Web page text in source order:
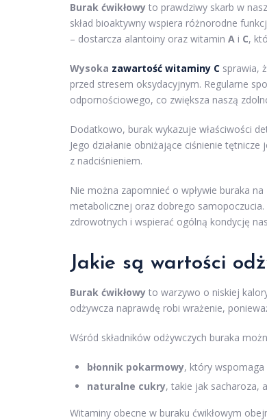
Burak ćwikłowy to prawdziwy skarb w
skład bioaktywny wspiera różnorodne
– dostarcza alantoiny oraz witamin A i C,
Wysoka zawartość witaminy C sprawia,
przed stresem oksydacyjnym. Regularne
odpornościowego, co zwiększa naszą
Dodatkowo, burak wykazuje właściwości
Jego działanie obniżające ciśnienie
z nadciśnieniem.
Nie można zapomnieć o wpływie buraka
metabolicznej oraz dobrego
zdrowotnych i wspierać ogólną kondycję
Jakie są wartości
Burak ćwikłowy to warzywo o niskiej
odżywcza naprawdę robi wrażenie,
Wśród składników odżywczych buraka
błonnik pokarmowy, który
naturalne cukry, takie jak sacharoza,
Witaminy obecne w buraku ćwikłowym